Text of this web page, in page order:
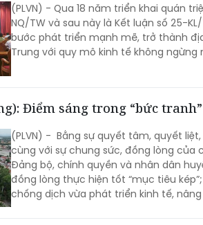
(PLVN) - Qua 18 năm triển khai quán
NQ/TW và sau này là Kết luận số 25-
bước phát triển mạnh mẽ, trở thành
Trung với quy mô kinh tế không ngừng
Điểm sáng trong “bức
(PLVN) - Bằng sự quyết tâm, quyết
cùng với sự chung sức, đồng lòng
Đảng bộ, chính quyền và nhân dân
đồng lòng thực hiện tốt “mục tiêu
chống dịch vừa phát triển kinh tế,